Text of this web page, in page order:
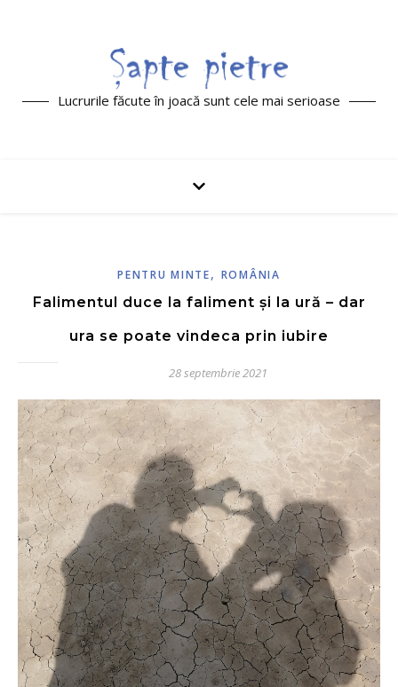
Lucrurile făcute în joacă sunt cele mai serioase
PENTRU MINTE, ROMÂNIA
Falimentul duce la faliment și la ură – dar
ura se poate vindeca prin iubire
28 septembrie 2021